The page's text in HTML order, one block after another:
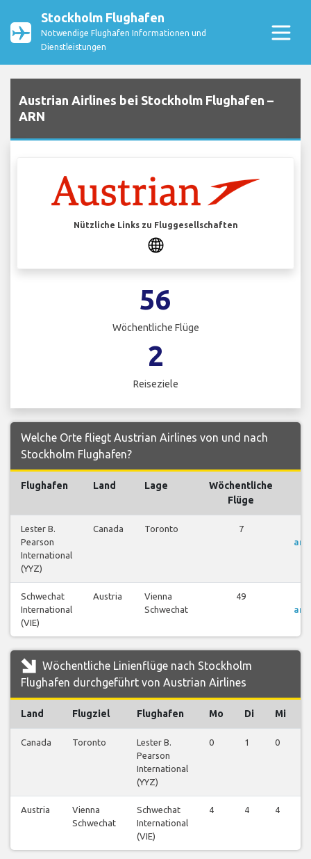
Stockholm Flughafen
Notwendige Flughafen Informationen und
Dienstleistungen
Austrian Airlines bei Stockholm Flughafen –
ARN
Nützliche Links zu Fluggesellschaften
56
Wöchentliche Flüge
2
Reiseziele
Welche Orte fliegt Austrian Airlines von und nach
Stockholm Flughafen?
Flughafen Land Lage
Wöchentliche
Flüge
Lester B.
Pearson
International
(YYZ)
Canada Toronto 7
Schwechat
International
(VIE)
Austria
Vienna
Schwechat
49
Wöchentliche Linienflüge nach Stockholm
Flughafen durchgeführt von Austrian Airlines
Land Flugziel Flughafen Mo Di Mi
Canada Toronto
Lester B.
Pearson
International
(YYZ)
0 1 0
Austria
Vienna
Schwechat
Schwechat
International
(VIE)
4 4 4